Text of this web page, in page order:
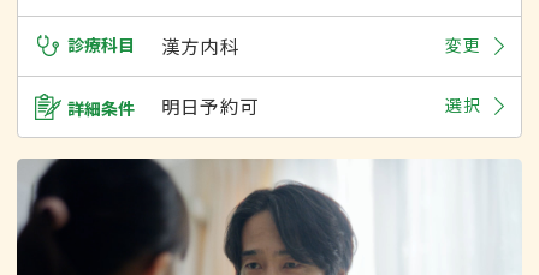
診療科目 漢方内科 変更
詳細条件 明日予約可 選択